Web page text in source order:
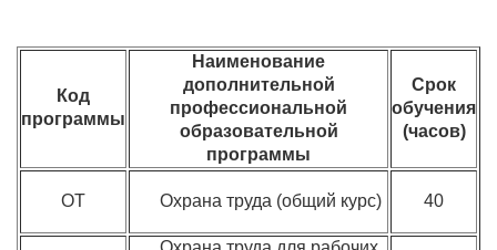
Код
программы
Наименование
дополнительной
профессиональной
образовательной
программы
Срок
обучения
(часов)
ОТ Охрана труда (общий курс) 40